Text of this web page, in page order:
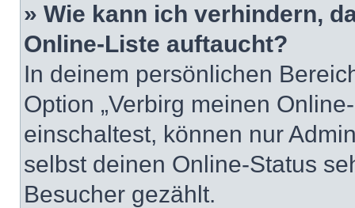
» Wie kann ich verhindern,
Online-Liste auftaucht?
In deinem persönlichen
Option „Verbirg meinen
einschaltest, können nur
selbst deinen Online-Status
Besucher gezählt.